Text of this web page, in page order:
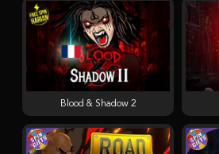
Blood & Shadow 2